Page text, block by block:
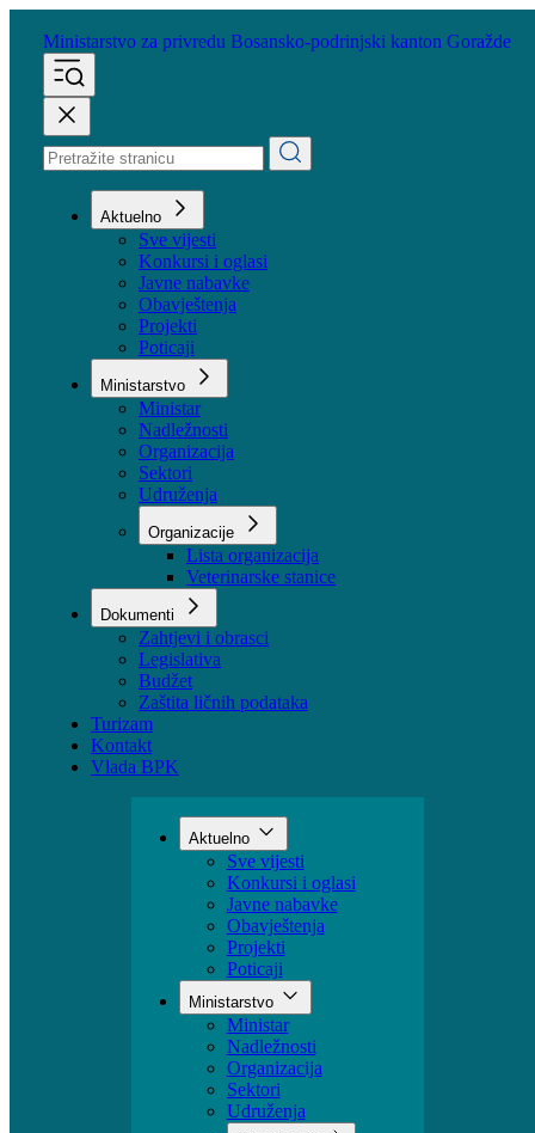
Ministarstvo za privredu
Aktuelno
Sve vijesti
Konkursi i oglasi
Javne nabavke
Obavještenja
Projekti
Poticaji
Ministarstvo
Ministar
Nadležnosti
Sektori
Udruženja
Organizacije
Lista organizacija
Veterinarske stanice
Dokumenti
Zahtjevi i obrasci
Legislativa
Budžet
Zaštita ličnih podataka
Vlada BPK
Aktuelno
Sve vijesti
Konkursi i oglasi
Javne nabavke
Obavještenja
Projekti
Poticaji
Ministarstvo
Ministar
Nadležnosti